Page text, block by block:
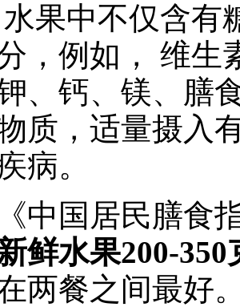
水果中不仅含有
，例如， 维生
、钙、镁、膳
质，适量摄入
病。
《中国居民膳食
鲜水果200-350
两餐之间最好